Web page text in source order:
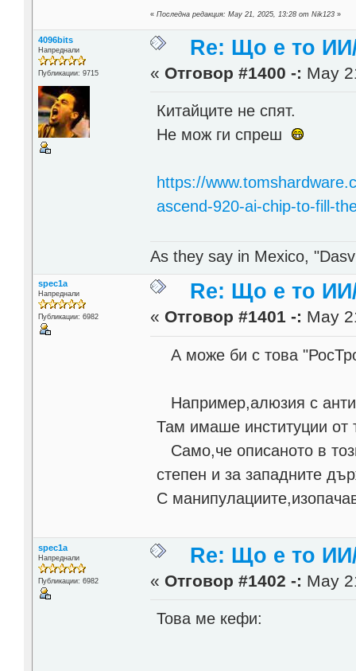
«Последна редакция: May 21, 2025, 13:28 от Nik123 »
4096bits
Напреднали
Публикации: 9715
Re: Що е то
« Отговор #1400 -: May
Китайците не спят.
Не мож ги спреш
https://
ascend-920-ai-chip-to-fill-
As they say in Mexico,
spec1a
Напреднали
Публикации: 6982
Re: Що е то
« Отговор #1401 -: May
А може би с това
Например,алюзия с
Там имаше институции от
Само,че описаното в
степен и за западните
С
spec1a
Напреднали
Публикации: 6982
Re: Що е то
« Отговор #1402 -: May
Това ме кефи: